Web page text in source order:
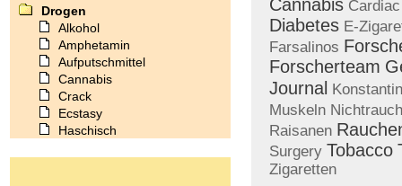
Cannabis Cardiac
Diabetes E-
Farsalinos
Forscherteam
Journal
Muskeln
Raisanen
Surgery Tobacco
Zigaretten
Drogen
Alkohol
Amphetamin
Aufputschmittel
Cannabis
Crack
Ecstasy
Haschisch